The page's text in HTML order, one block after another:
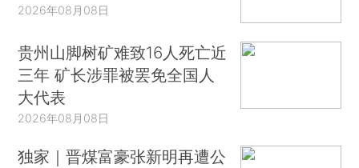
2026年08月08日
贵州山脚树矿难致16人死亡近
三年 矿长涉罪被罢免全国人
大代表
2026年08月08日
独家｜晋煤富豪张新明再遭公